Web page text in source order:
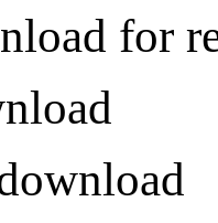
for